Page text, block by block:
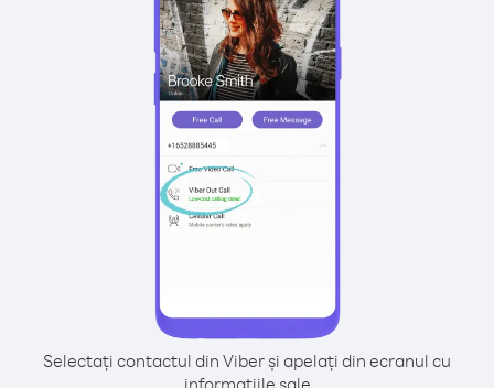
Selectați contactul din Viber și apelați din ecranul cu
informațiile sale